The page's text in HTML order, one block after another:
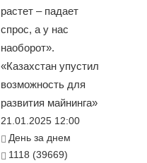
растет – падает
спрос, а у нас
наоборот».
«Казахстан упустил
возможность для
развития майнинга»
21.01.2025 12:00
День за днем
1118 (39669)